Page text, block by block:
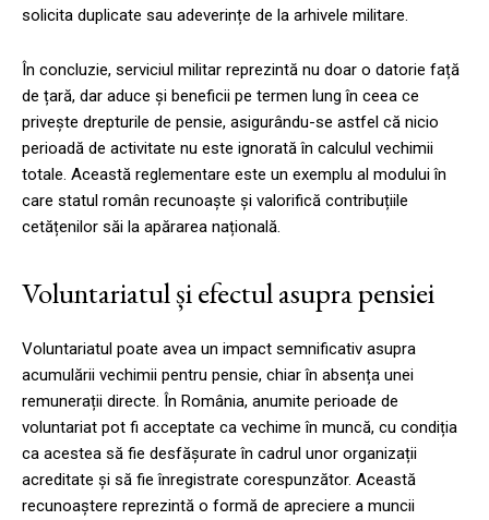
solicita duplicate sau adeverințe de la arhivele militare.
În concluzie, serviciul militar reprezintă nu doar o datorie față
de țară, dar aduce și beneficii pe termen lung în ceea ce
privește drepturile de pensie, asigurându-se astfel că nicio
perioadă de activitate nu este ignorată în calculul vechimii
totale. Această reglementare este un exemplu al modului în
care statul român recunoaște și valorifică contribuțiile
cetățenilor săi la apărarea națională.
Voluntariatul și efectul asupra pensiei
Voluntariatul poate avea un impact semnificativ asupra
acumulării vechimii pentru pensie, chiar în absența unei
remunerații directe. În România, anumite perioade de
voluntariat pot fi acceptate ca vechime în muncă, cu condiția
ca acestea să fie desfășurate în cadrul unor organizații
acreditate și să fie înregistrate corespunzător. Această
recunoaștere reprezintă o formă de apreciere a muncii